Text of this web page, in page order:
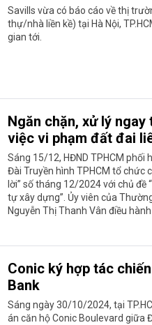
Savills vừa có báo cáo về thị
thự/nhà liền kề) tại Hà Nội,
gian tới.
Ngăn chặn, xử lý
việc vi phạm đất đai
Sáng 15/12, HĐND TPHCM phối
Đài Truyền hình TPHCM tổ chức
lời” số tháng 12/2024 với chủ
tự xây dựng”. Ủy viên của
Nguyễn Thị Thanh Vân điều
Conic ký hợp tác
Bank
Sáng ngày 30/10/2024, tại
án căn hộ Conic Boulevard giữa